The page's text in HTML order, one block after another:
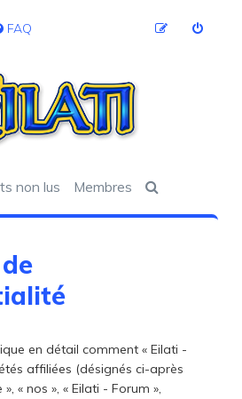
FAQ
non lus Membres
en détail comment « Eilati -
affiliées (désignés ci-après
« nos », « Eilati - Forum »,